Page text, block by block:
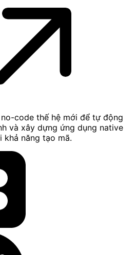
code thế hệ mới để tự động
và xây dựng ứng dụng native
năng tạo mã.